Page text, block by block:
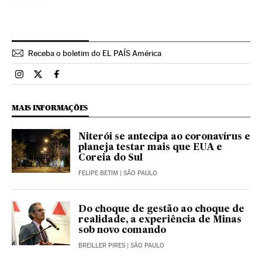
Receba o boletim do EL PAÍS América
Brasil El País Brasil en Instagram
Brasil El País Brasil en Twitter
Brasil El País Brasil en Facebook
MAIS INFORMAÇÕES
Niterói se antecipa ao coronavírus e
planeja testar mais que EUA e
Coreia do Sul
FELIPE BETIM | SÃO PAULO
Do choque de gestão ao choque de
realidade, a experiência de Minas
sob novo comando
BREILLER PIRES | SÃO PAULO